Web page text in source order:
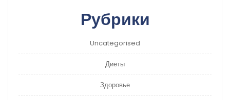
Рубрики
Uncategorised
Диеты
Здоровье